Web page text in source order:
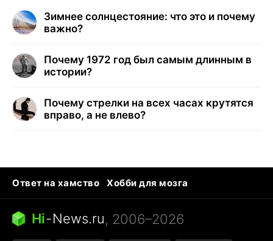
Зимнее солнцестояние: что это и почему
важно?
Почему 1972 год был самым длинным в
истории?
Почему стрелки на всех часах крутятся
вправо, а не влево?
Ответ на хамство
Хобби для мозга
Бензин 100 и 95
Тунцы в океанариуме
Следующая пандемия
Hi-News.ru, 2006–2026